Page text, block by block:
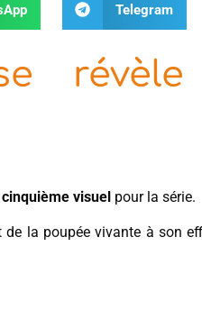
Telegram
visuel pour la série.
de la poupée vivante à son